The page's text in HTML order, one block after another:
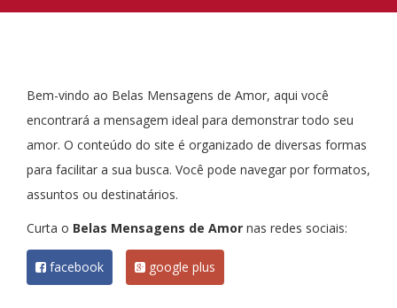
Bem-vindo ao Belas Mensagens de Amor, aqui você
encontrará a mensagem ideal para demonstrar todo seu
amor. O conteúdo do site é organizado de diversas formas
para facilitar a sua busca. Você pode navegar por formatos,
assuntos ou destinatários.
Curta o Belas Mensagens de Amor nas redes sociais:
facebook google plus